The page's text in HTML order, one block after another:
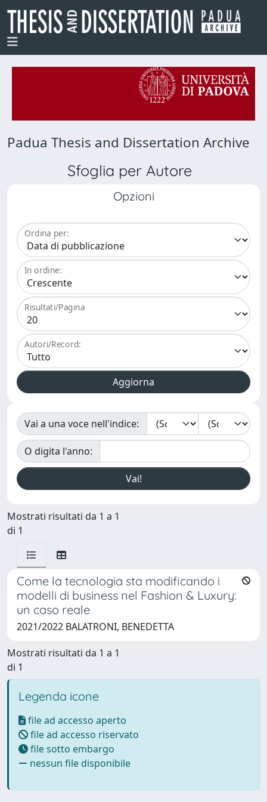
Padua Thesis and Dissertation Archive
Sfoglia per Autore
Opzioni
Ordina per:
In ordine:
Risultati/Pagina
Autori/Record:
Vai a una voce nell'indice:
O digita l'anno:
Mostrati risultati da 1 a 1
di 1
Come la tecnologia sta modificando i
modelli di business nel Fashion & Luxury:
un caso reale
2021/2022 BALATRONI, BENEDETTA
Mostrati risultati da 1 a 1
di 1
Legenda icone
file ad accesso aperto
file ad accesso riservato
file sotto embargo
nessun file disponibile